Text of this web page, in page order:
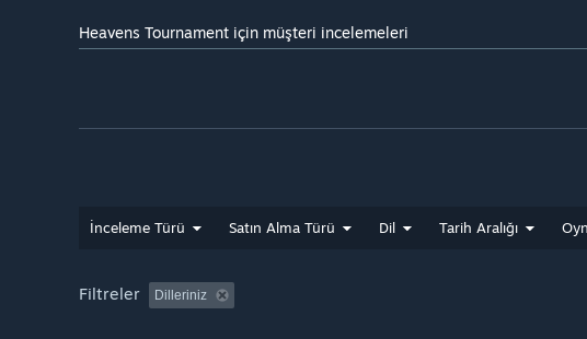
Heavens Tournament için müşteri incelemeleri
İnceleme Türü Satın Alma Türü Dil Tarih Aralığı
Filtreler Dilleriniz